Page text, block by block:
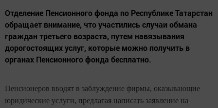
Отделение Пенсионного фонда по Республике Татарстан
обращает внимание, что участились случаи обмана
граждан третьего возраста, путем навязывания
дорогостоящих услуг, которые можно получить в
органах Пенсионного фонда бесплатно.
Пенсионеров вводят в заблуждение фирмы, оказывающие
юридические услуги, предлагая написать заявление на